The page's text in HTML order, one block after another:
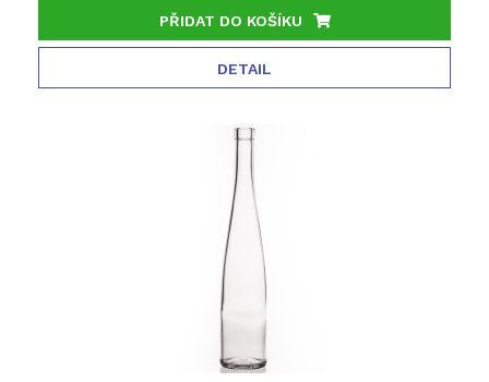
PŘIDAT DO KOŠÍKU
DETAIL